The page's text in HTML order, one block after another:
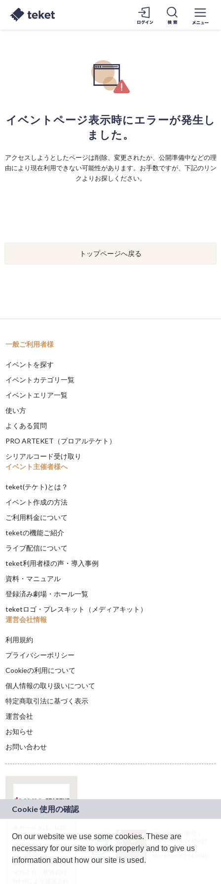
イベントページ表示時にエラーが発生し
ました。
アクセスしようとしたページは削除、変更されたか、公開準備中などの理
由により現在利用できない可能性があります。お手数ですが、下記のリン
クよりお探しください。
トップページへ戻る
一般ご利用者様
イベントを探す
イベントカテゴリ一覧
イベントエリア一覧
使い方
よくある質問
PRO ARTEKET（プロアルテケト）
シリアルコード受け取り
イベント主催者様へ
teket(テケト)とは？
イベント作成の方法
ご利用料金について
teketの機能ご紹介
ライブ配信について
teket利用者様の声・導入事例
資料・マニュアル
登録済み劇場・ホール一覧
teketロゴ・プレスキット（メディアキット）
運営会社情報
利用規約
プライバシーポリシー
Cookieの利用について
個人情報の取り扱いについて
特定商取引法に基づく表示
運営会社
お知らせ
お問い合わせ
ドコモグループの新
規事業創出プログラ
ム「docomo
STARTUP」を通じて
JASRAC許諾番号：
9024936001Y45037
JASRAC許諾番号：
On our website we use some cookies. These are
necessary for our site to work properly and to give us
information about how our site is used.